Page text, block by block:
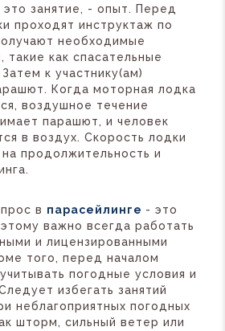
занятие, - опыт. Перед
проходят инструктаж по
необходимые
как спасательные
к участнику(ам)
Когда моторная лодка
воздушное течение
парашют, и человек
в воздух. Скорость лодки
продолжительность и
в парасейлинге - это
важно всегда работать
и лицензированными
того, перед началом
погодные условия и
избегать занятий
неблагоприятных погодных
шторм, сильный ветер или